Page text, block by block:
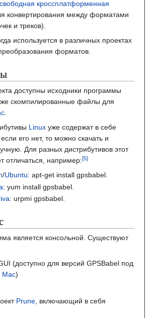
свободная кроссплатформенная
конвертирования между форматами
и треков).
используется в различных проектах
форматов.
доступны исходники программы
скомпилированные файлы для
.
Linux уже содержат в себе
его нет, то можно скачать и
Для разных дистрибутивов этот
отличаться, например:
/Ubuntu: apt-get install gpsbabel.
: yum install gpsbabel.
: urpmi gpsbabel.
является консольной. Существуют
(доступно для версий GPSBabel под
Mac)
Prune , включающий в себя